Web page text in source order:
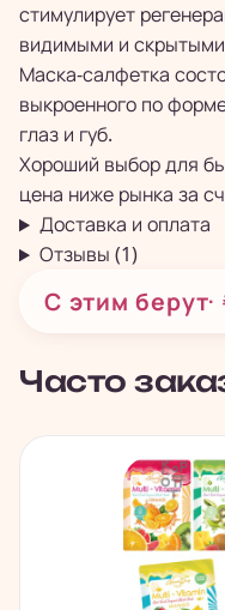
стимулирует
видимыми и
Маска-салфетка
выкроенного по
глаз и губ.
Хороший выбор для
цена ниже рынка за
Доставка и оплата
Отзывы (1)
С этим берут·
Часто